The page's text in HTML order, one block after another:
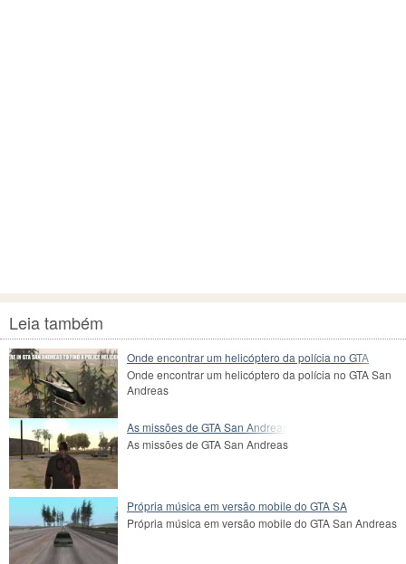
Leia também
Onde encontrar um helicóptero da polícia no GTA
Onde encontrar um helicóptero da polícia no GTA San
Andreas
As missões de GTA San Andreas
As missões de GTA San Andreas
Própria música em versão mobile do GTA SA
Própria música em versão mobile do GTA San Andreas